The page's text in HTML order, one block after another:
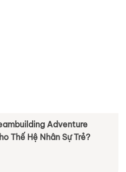
Thế Hệ Nhân Sự Trẻ?